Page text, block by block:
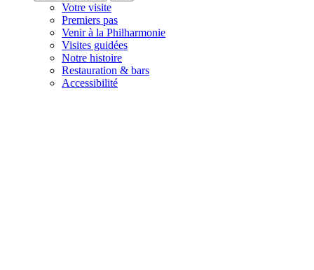
Votre visite
Premiers pas
Venir à la Philharmonie
Visites guidées
Notre histoire
Restauration & bars
Accessibilité